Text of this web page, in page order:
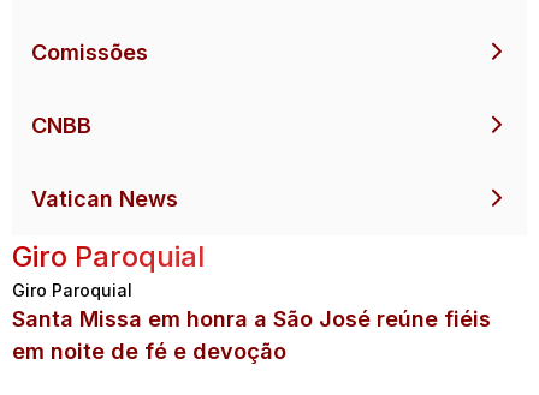
Comissões
CNBB
Vatican News
Giro Paroquial
Giro Paroquial
Santa Missa em honra a São José reúne fiéis
em noite de fé e devoção